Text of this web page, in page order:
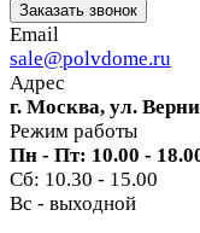
Заказать звонок
Email
sale@polvdome.ru
Адрес
г. Москва, ул.
Режим работы
Пн - Пт: 10.00 -
Сб: 10.30 - 15.00
Вс - выходной